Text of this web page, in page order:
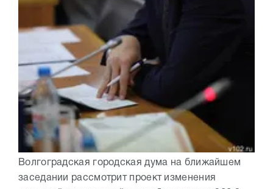
Волгоградская городская дума на ближайшем
заседании рассмотрит проект изменения